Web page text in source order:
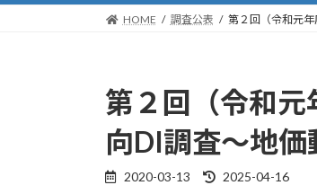
プ
動
HOME 調査公表 第２回（令和元
第２回（令和
向DI調査〜地
2020-03-13
最
2025-04-16